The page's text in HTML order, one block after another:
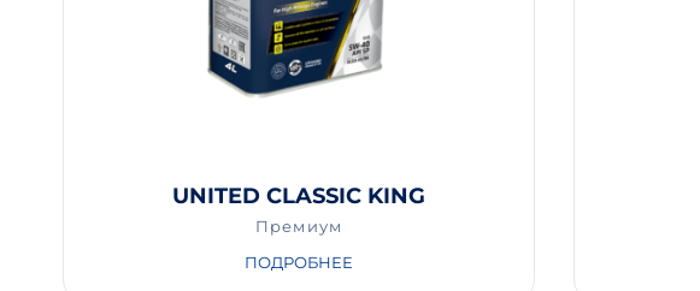
UNITED CLASSIC KING
Премиум
ПОДРОБНЕЕ